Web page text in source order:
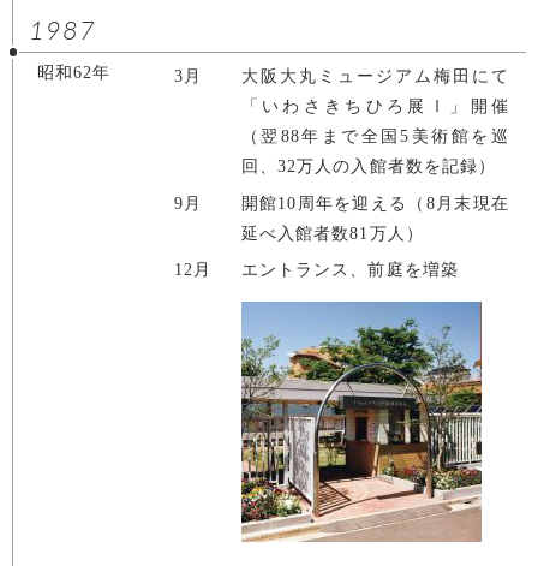
1987
昭和62年 3月
大阪大丸ミュージアム梅田にて
「いわさきちひろ展Ⅰ」開催
（翌88年まで全国5美術館を巡
回、32万人の入館者数を記録）
9月
開館10周年を迎える（8月末現在
延べ入館者数81万人）
12月 エントランス、前庭を増築